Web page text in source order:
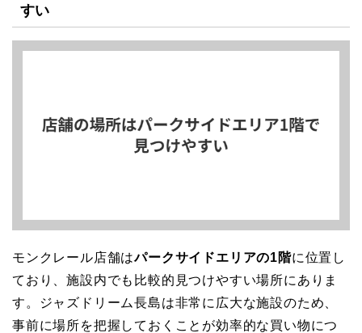
すい
モンクレール店舗はパークサイドエリアの1階に位置し
ており、施設内でも比較的見つけやすい場所にありま
す。ジャズドリーム長島は非常に広大な施設のため、
事前に場所を把握しておくことが効率的な買い物につ